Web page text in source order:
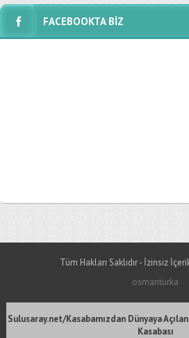
FACEBOOKTA BİZ
Tüm Hakları Saklıdır - İzinsiz
osmanturka
Sulusaray.net/Kasabamızdan Dünyaya
Kasabası